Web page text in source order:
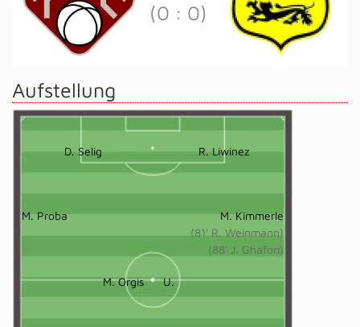
(0 : 0)
Aufstellung
D. Selig R. Liwinez
M. Proba
M. Kimmerle
(81' R. Weinmann)
(88' J. Ghafori)
M. Orgis U.